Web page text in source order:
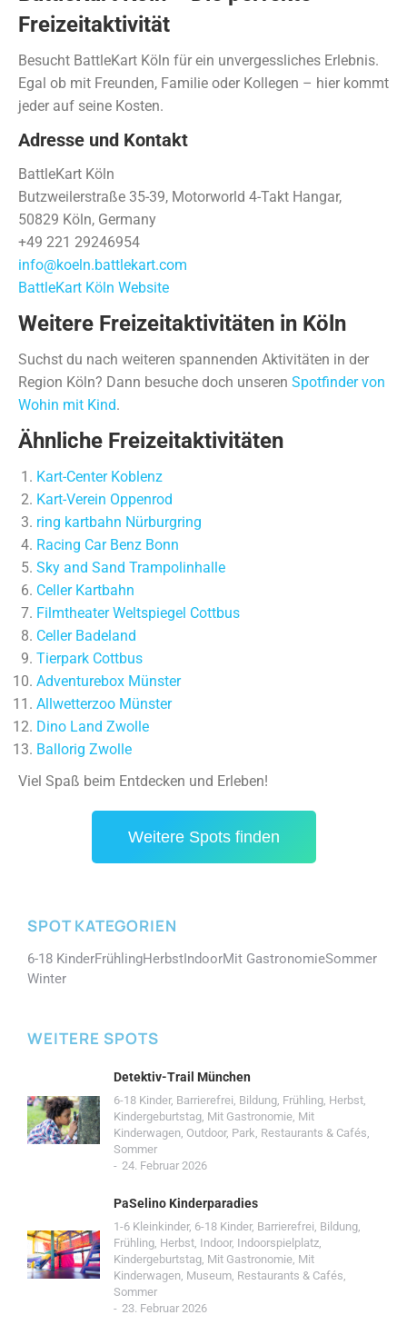
Freizeitaktivität
Besucht BattleKart Köln für ein unvergessliches Erlebnis.
Egal ob mit Freunden, Familie oder Kollegen – hier kommt
jeder auf seine Kosten.
Adresse und Kontakt
BattleKart Köln
Butzweilerstraße 35-39, Motorworld 4-Takt Hangar,
50829 Köln, Germany
+49 221 29246954
info@koeln.battlekart.com
BattleKart Köln Website
Weitere Freizeitaktivitäten in Köln
Suchst du nach weiteren spannenden Aktivitäten in der
Region Köln? Dann besuche doch unseren Spotfinder von
Wohin mit Kind.
Ähnliche Freizeitaktivitäten
Kart-Center Koblenz
Kart-Verein Oppenrod
ring kartbahn Nürburgring
Racing Car Benz Bonn
Sky and Sand Trampolinhalle
Celler Kartbahn
Filmtheater Weltspiegel Cottbus
Celler Badeland
Tierpark Cottbus
Adventurebox Münster
Allwetterzoo Münster
Dino Land Zwolle
Ballorig Zwolle
Viel Spaß beim Entdecken und Erleben!
Weitere Spots finden
SPOT KATEGORIEN
6-18 KinderFrühlingHerbstIndoorMit GastronomieSommer
Winter
WEITERE SPOTS
Detektiv-Trail München
6-18 Kinder, Barrierefrei, Bildung, Frühling, Herbst,
Kindergeburtstag, Mit Gastronomie, Mit
Kinderwagen, Outdoor, Park, Restaurants & Cafés,
Sommer
24. Februar 2026
PaSelino Kinderparadies
1-6 Kleinkinder, 6-18 Kinder, Barrierefrei, Bildung,
Frühling, Herbst, Indoor, Indoorspielplatz,
Kindergeburtstag, Mit Gastronomie, Mit
Kinderwagen, Museum, Restaurants & Cafés,
Sommer
23. Februar 2026